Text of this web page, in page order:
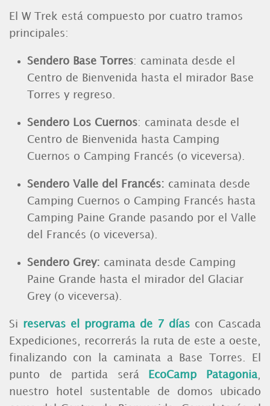
El W Trek está compuesto por cuatro tramos
principales:
Sendero Base Torres: caminata desde el
Centro de Bienvenida hasta el mirador Base
Torres y regreso.
Sendero Los Cuernos: caminata desde el
Centro de Bienvenida hasta Camping
Cuernos o Camping Francés (o viceversa).
Sendero Valle del Francés: caminata desde
Camping Cuernos o Camping Francés hasta
Camping Paine Grande pasando por el Valle
del Francés (o viceversa).
Sendero Grey: caminata desde Camping
Paine Grande hasta el mirador del Glaciar
Grey (o viceversa).
Si reservas el programa de 7 días con Cascada
Expediciones, recorrerás la ruta de este a oeste,
finalizando con la caminata a Base Torres. El
punto de partida será
EcoCamp Patagonia
nuestro hotel sustentable de domos ubicado